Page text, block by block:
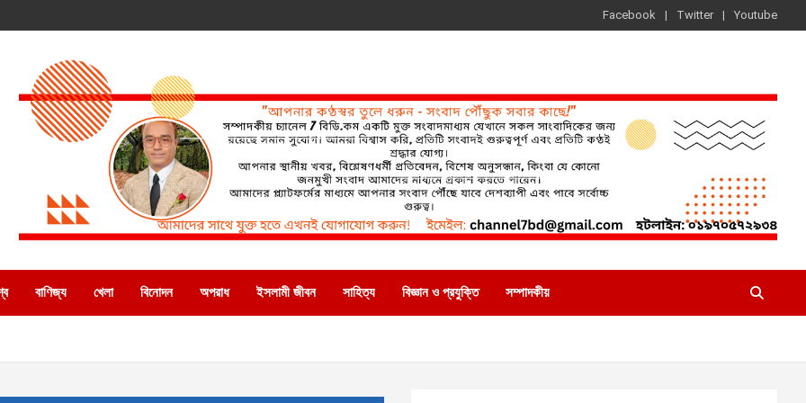
Facebook Twitter Youtube
বাণিজ্য খেলা বিনোদন অপরাধ ইসলামী জীবন সাহিত্য বিজ্ঞান ও প্রযুক্তি সম্পাদকীয়